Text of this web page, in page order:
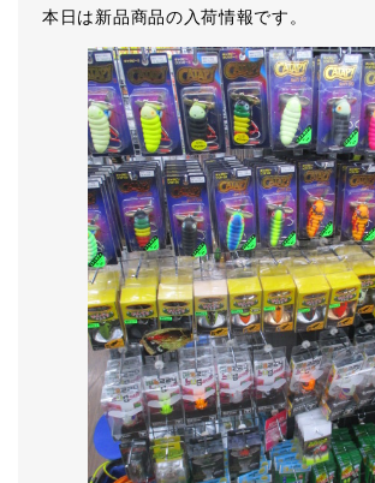
本日は新品商品の入荷情報です。